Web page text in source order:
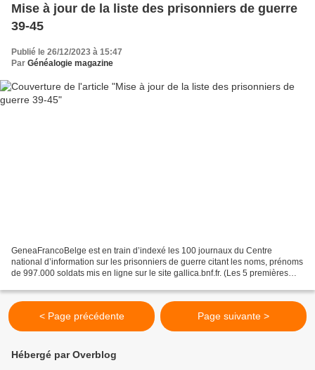
Mise à jour de la liste des prisonniers de guerre
39-45
Publié le 26/12/2023 à 15:47
Par Généalogie magazine
GeneaFrancoBelge est en train d’indexé les 100 journaux du Centre
national d’information sur les prisonniers de guerre citant les noms, prénoms
de 997.000 soldats mis en ligne sur le site gallica.bnf.fr. (Les 5 premières
< Page précédente Page suivante >
Hébergé par Overblog